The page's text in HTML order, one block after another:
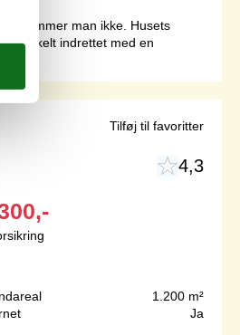
kommer man ikke. Husets
er enkelt indrettet med en
4,3
1.200 m²
Ja
Tilføj til favoritter